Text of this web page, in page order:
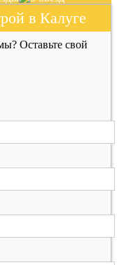
в Калуге
Оставьте свой